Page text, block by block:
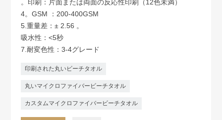
。印刷：片面または両面の反応性印刷（12色未満）
4。GSM ：200-400GSM
5.重量差：± 2.56 。
吸水性：<5秒
7.耐変色性：3-4グレード
印刷された丸いビーチタオル
丸いマイクロファイバービーチタオル
カスタムマイクロファイバービーチタオル